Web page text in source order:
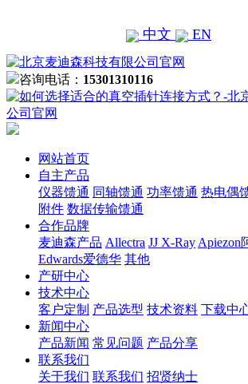
中文 EN
咨询电话： 15301310116
网站首页
自主产品
仪器馈通 同轴馈通 功率馈通 热电偶
附件 数据传输馈通
合作品牌
麦迪森产品 Allectra JJ X-Ray Apiezon
Edwards爱德华 其他
产研中心
技术中心
客户定制 产品选型 技术资料 下载中
新闻中心
产品新闻 常见问题 产品分享
联系我们
关于我们 联系我们 招贤纳士